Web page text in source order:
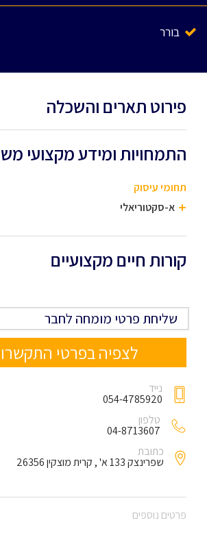
בורר
פירוט תארים והשכלה
התמחויות ומידע מקצועי
תחומי עיסוק
א-סקטוריאלי
קורות חיים מקצועיים
שליחת פרטי מומחה לחבר
לצפיה בפרטי
נייד
054-4785920
טלפון
04-8713607
כתובת
שפרינצק 133 א' , קרית מוצקין 26356
פרטים נוספים